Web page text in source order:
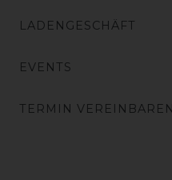
LADENGESCHÄFT
EVENTS
TERMIN VEREINBAREN